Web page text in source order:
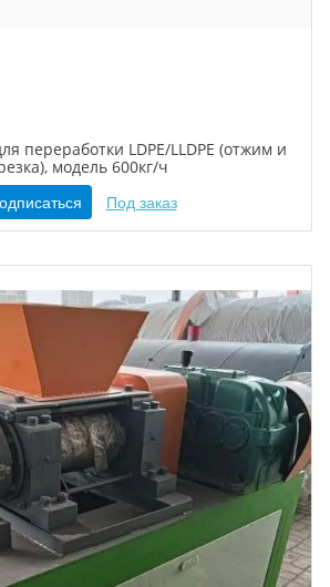
переработки LDPE/LLDPE (отжим и
модель 600кг/ч
Под заказ